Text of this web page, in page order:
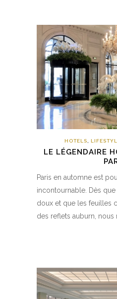
HOTELS,
LE LÉGENDAIRE
Paris en automne est
incontournable. Dès
doux et que les feuilles
des reflets auburn, nous